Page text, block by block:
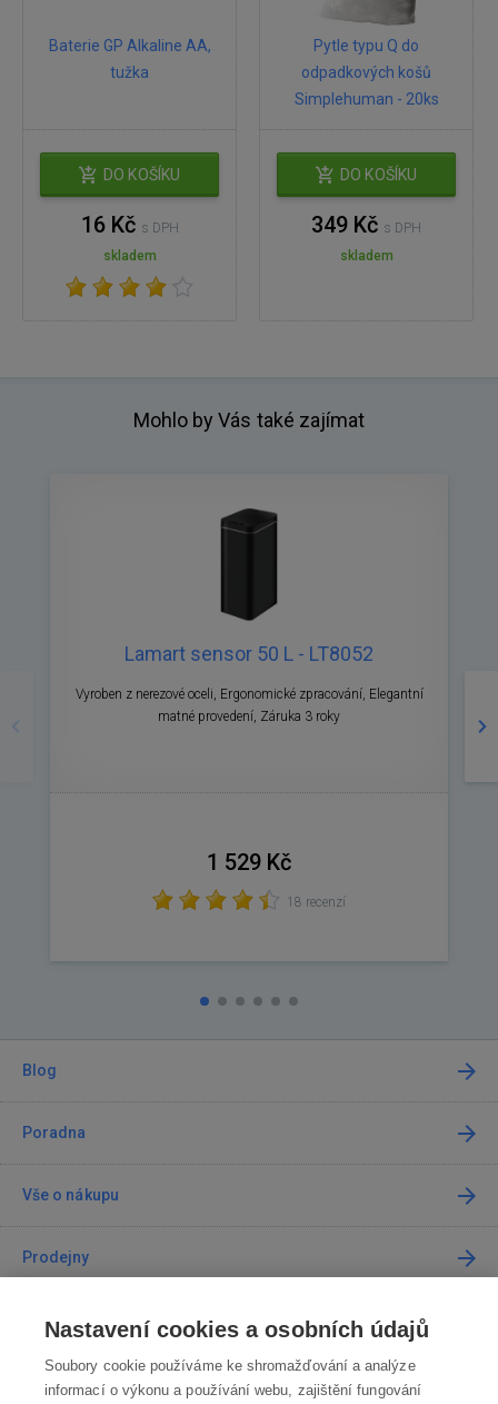
Baterie GP Alkaline AA,
tužka
DO KOŠÍKU
16 Kč s DPH
skladem
Pytle typu Q do
odpadkových košů
Simplehuman - 20ks
DO KOŠÍKU
349 Kč s DPH
skladem
Mohlo by Vás také zajímat
Lamart sensor 50 L - LT8052
Vyroben z nerezové oceli, Ergonomické zpracování, Elegantní
matné provedení, Záruka 3 roky
1 529 Kč
18 recenzí
Blog
Poradna
Vše o nákupu
Prodejny
Kontakt
Kontaktujte nás
Nastavení cookies a osobních údajů
Soubory cookie používáme ke shromažďování a analýze
informací o výkonu a používání webu, zajištění fungování